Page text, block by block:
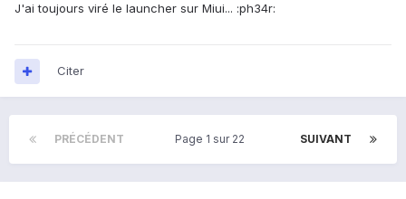
J'ai toujours viré le launcher sur Miui... :ph34r:
Citer
PRÉCÉDENT SUIVANT
Page 1 sur 22